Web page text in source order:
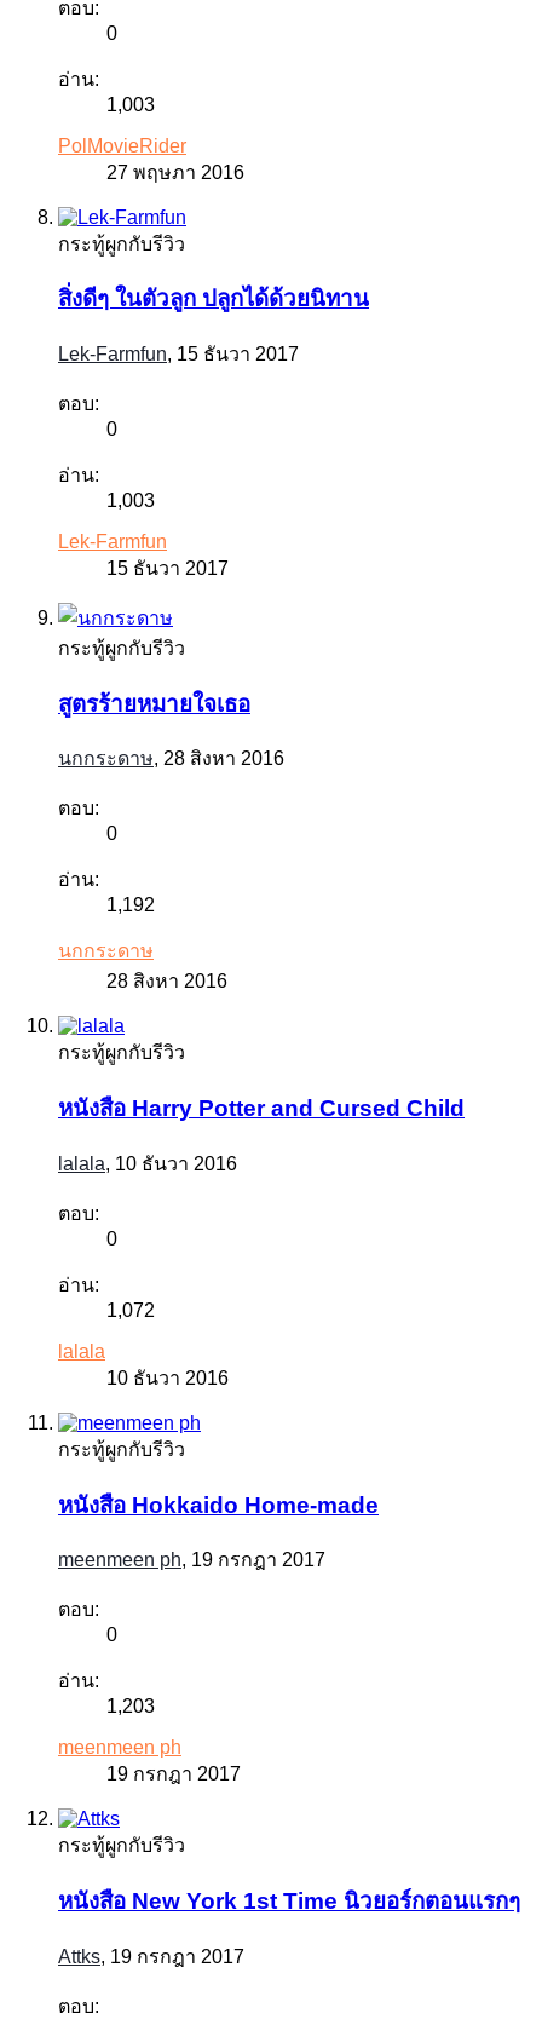
ตอบ:
0
อ่าน:
1,003
PolMovieRider
27 พฤษภา 2016
กระทู้ผูกกับรีวิว
สิ่งดีๆ ในตัวลูก ปลูกได้ด้วยนิทาน
Lek-Farmfun, 15 ธันวา 2017
ตอบ:
0
อ่าน:
1,003
Lek-Farmfun
15 ธันวา 2017
กระทู้ผูกกับรีวิว
สูตรร้ายหมายใจเธอ
นกกระดาษ, 28 สิงหา 2016
ตอบ:
0
อ่าน:
1,192
นกกระดาษ
28 สิงหา 2016
กระทู้ผูกกับรีวิว
หนังสือ Harry Potter and Cursed Child
lalala, 10 ธันวา 2016
ตอบ:
0
อ่าน:
1,072
lalala
10 ธันวา 2016
กระทู้ผูกกับรีวิว
หนังสือ Hokkaido Home-made
meenmeen ph, 19 กรกฎา 2017
ตอบ:
0
อ่าน:
1,203
meenmeen ph
19 กรกฎา 2017
กระทู้ผูกกับรีวิว
หนังสือ New York 1st Time นิวยอร์กตอนแรกๆ
Attks, 19 กรกฎา 2017
ตอบ: